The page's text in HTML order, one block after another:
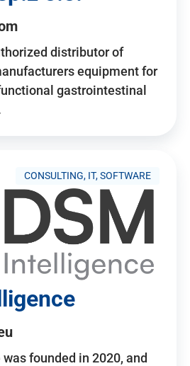
distributor of
equipment for
gastrointestinal
CONSULTING, IT, SOFTWARE
founded in 2020, and